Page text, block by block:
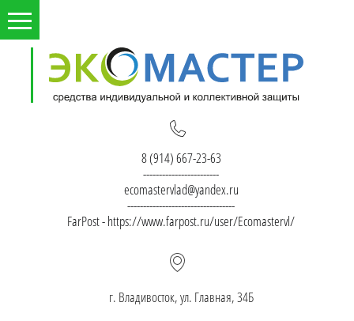
8 (914) 667-23-63
------------------------
ecomastervlad@yandex.ru
----------------------------------
FarPost - https://www.farpost.ru/user/Ecomastervl/
г. Владивосток, ул. Главная, 34Б